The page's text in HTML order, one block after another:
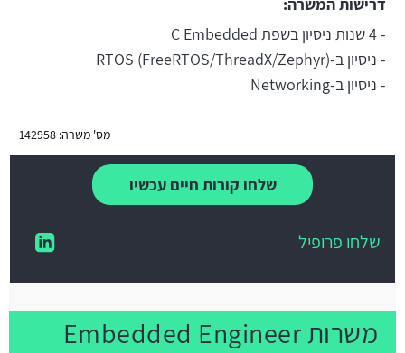
דרישות המשרה:
- 4 שנות ניסיון בשפת C Embedded
- ניסיון ב-RTOS (FreeRTOS/ThreadX/Zephyr)
- ניסיון ב-Networking
מס' משרה: 142958
שלחו קורות חיים עכשיו
שלחו פרופיל
משרות Embedded Engineer